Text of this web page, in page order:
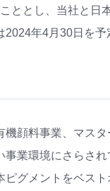
ととし、当社と
年4月30日を予
顔料事業、マス
業環境にさらさ
グメントをベス